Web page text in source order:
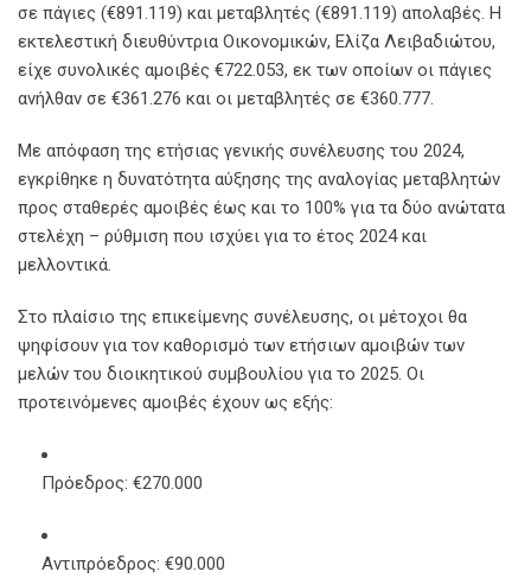
σε πάγιες (€891.119) και μεταβλητές (€891.119) απολαβές. Η
εκτελεστική διευθύντρια Οικονομικών, Ελίζα Λειβαδιώτου,
είχε συνολικές αμοιβές €722.053, εκ των οποίων οι πάγιες
ανήλθαν σε €361.276 και οι μεταβλητές σε €360.777.
Με απόφαση της ετήσιας γενικής συνέλευσης του 2024,
εγκρίθηκε η δυνατότητα αύξησης της αναλογίας μεταβλητών
προς σταθερές αμοιβές έως και το 100% για τα δύο ανώτατα
στελέχη – ρύθμιση που ισχύει για το έτος 2024 και
μελλοντικά.
Στο πλαίσιο της επικείμενης συνέλευσης, οι μέτοχοι θα
ψηφίσουν για τον καθορισμό των ετήσιων αμοιβών των
μελών του διοικητικού συμβουλίου για το 2025. Οι
προτεινόμενες αμοιβές έχουν ως εξής:
Πρόεδρος: €270.000
Αντιπρόεδρος: €90.000